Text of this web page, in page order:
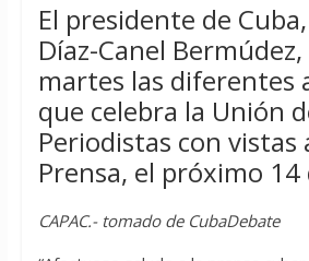
El presidente de
Díaz-Canel
martes las diferentes
que celebra la Unión
Periodistas con vistas
Prensa, el próximo 14
CAPAC.- tomado de CubaDebate